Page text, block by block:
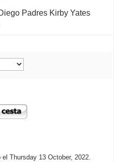
Padres Kirby Yates
Thursday 13 October, 2022.